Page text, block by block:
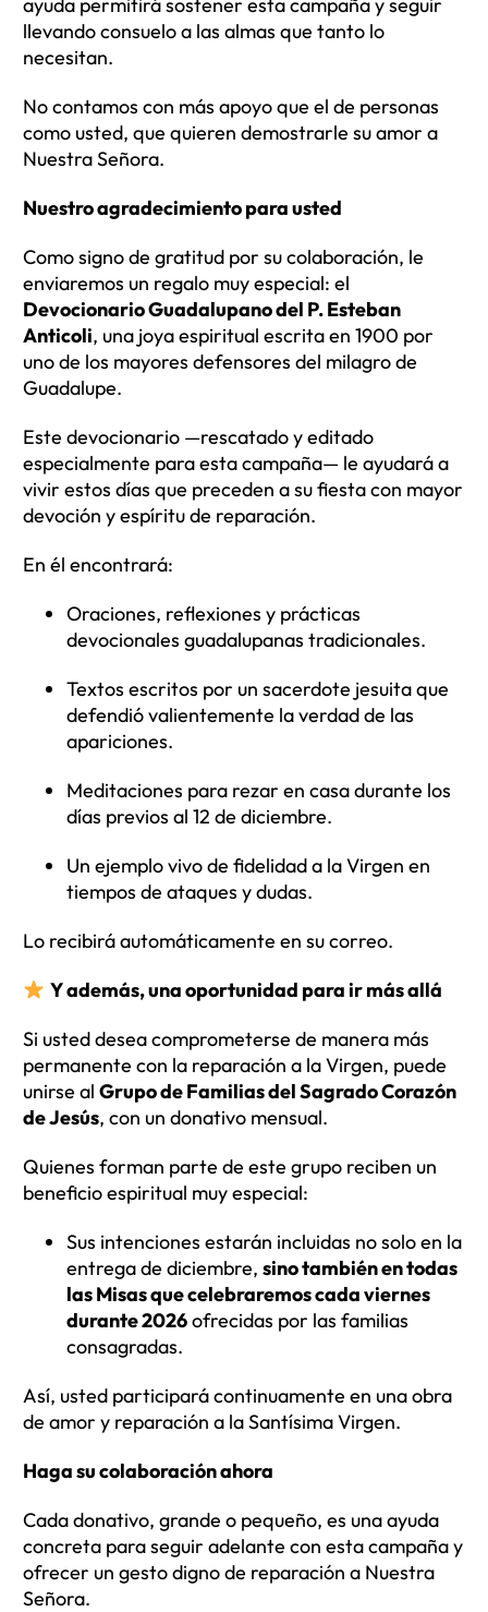
llevando consuelo a las almas que tanto lo
necesitan.
No contamos con más apoyo que el de personas
como usted, que quieren demostrarle su amor a
Nuestra Señora.
Nuestro agradecimiento para usted
Como signo de gratitud por su colaboración, le
enviaremos un regalo muy especial: el
Devocionario Guadalupano del P. Esteban
Anticoli, una joya espiritual escrita en 1900 por
uno de los mayores defensores del milagro de
Guadalupe.
Este devocionario —rescatado y editado
especialmente para esta campaña— le ayudará a
vivir estos días que preceden a su fiesta con mayor
devoción y espíritu de reparación.
En él encontrará:
Oraciones, reflexiones y prácticas
devocionales guadalupanas tradicionales.
Textos escritos por un sacerdote jesuita que
defendió valientemente la verdad de las
apariciones.
Meditaciones para rezar en casa durante los
días previos al 12 de diciembre.
Un ejemplo vivo de fidelidad a la Virgen en
tiempos de ataques y dudas.
Lo recibirá automáticamente en su correo.
Y además, una oportunidad para ir más allá
Si usted desea comprometerse de manera más
permanente con la reparación a la Virgen, puede
unirse al Grupo de Familias del Sagrado Corazón
de Jesús, con un donativo mensual.
Quienes forman parte de este grupo reciben un
beneficio espiritual muy especial:
Sus intenciones estarán incluidas no solo en la
entrega de diciembre, sino también en todas
las Misas que celebraremos cada viernes
durante 2026ofrecidas por las familias
consagradas.
Así, usted participará continuamente en una obra
de amor y reparación a la Santísima Virgen.
Haga su colaboración ahora
Cada donativo, grande o pequeño, es una ayuda
concreta para seguir adelante con esta campaña y
ofrecer un gesto digno de reparación a Nuestra
Señora.